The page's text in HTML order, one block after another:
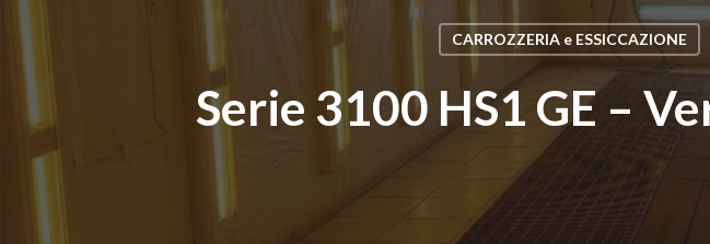
CARROZZERIA e ESSICCAZIONE
Serie 3100 HS1 GE –